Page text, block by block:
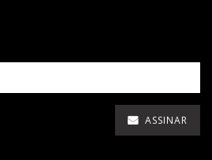
ASSINAR